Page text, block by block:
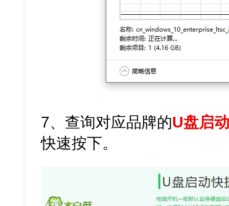
7、查询对应品牌的U盘启
快速按下。